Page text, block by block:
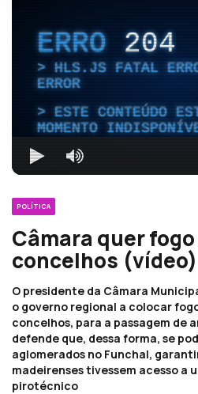
ERRO204
HLS.JS FATAL
ERROR
ESTE CONTEÚDO
MOMENTO
POLÍTICA
Câmara quer
concelhos (vídeo)
O presidente da Câmara
o governo regional a colocar
concelhos, para a passagem de
defende que, dessa forma, se
aglomerados no Funchal,
madeirenses tivessem acesso a
pirotécnico